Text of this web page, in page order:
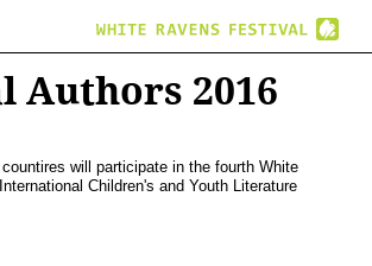
Authors 2016
will participate in the fourth White
Children's and Youth Literature